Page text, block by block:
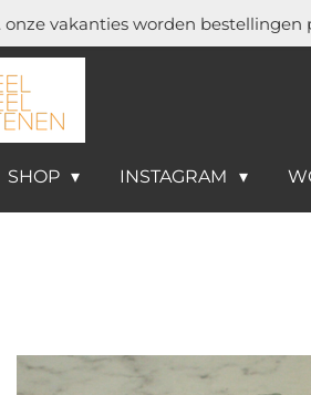
onze vakanties worden bestellingen
SHOP INSTAGRAM